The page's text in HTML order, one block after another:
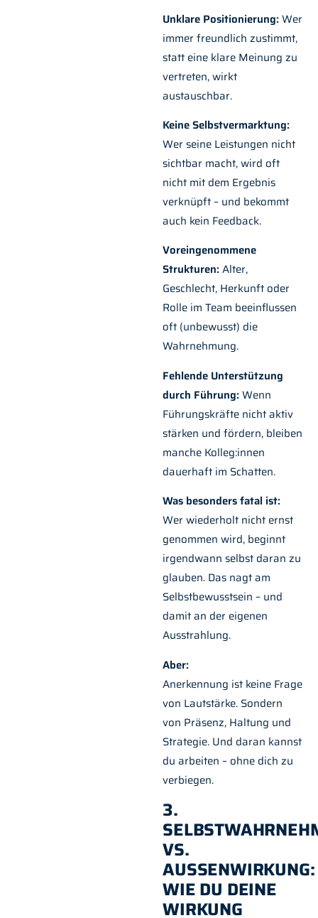
Unklare Positionierung:Wer
immer freundlich zustimmt,
statt eine klare Meinung zu
vertreten, wirkt
austauschbar.
Keine Selbstvermarktung:
Wer seine Leistungen nicht
sichtbar macht, wird oft
nicht mit dem Ergebnis
verknüpft – und bekommt
auch kein Feedback.
Voreingenommene
Strukturen:Alter,
Geschlecht, Herkunft oder
Rolle im Team beeinflussen
oft (unbewusst) die
Wahrnehmung.
Fehlende Unterstützung
durch Führung:Wenn
Führungskräfte nicht aktiv
stärken und fördern, bleiben
manche Kolleg:innen
dauerhaft im Schatten.
Was besonders fatal ist:
Wer wiederholt nicht ernst
genommen wird, beginnt
irgendwann selbst daran zu
glauben. Das nagt am
Selbstbewusstsein – und
damit an der eigenen
Ausstrahlung.
Aber:
Anerkennung ist keine Frage
von Lautstärke. Sondern
von Präsenz, Haltung und
Strategie. Und daran kannst
du arbeiten – ohne dich zu
verbiegen.
3.
VS.
AUSSENWIRKUNG: W
IE DU DEINE W
IRKUNG V